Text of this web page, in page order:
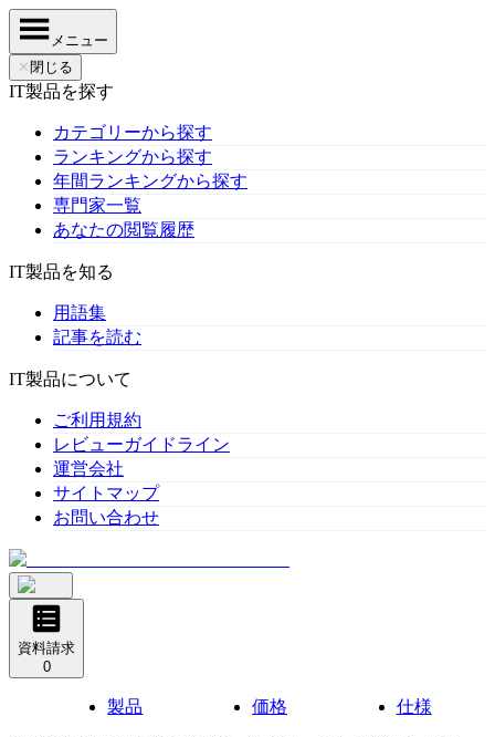
メニュー
✕ 閉じる
IT製品を探す
カテゴリーから探す
ランキングから探す
年間ランキングから探す
専門家一覧
あなたの閲覧履歴
IT製品を知る
用語集
記事を読む
IT製品について
ご利用規約
レビューガイドライン
運営会社
サイトマップ
お問い合わせ
資料請求
0
製品 価格 仕様